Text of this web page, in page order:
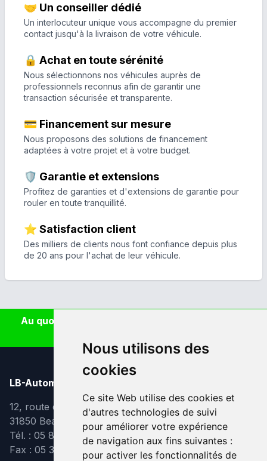
Nous utilisons des
cookies
Ce site Web utilise des cookies et
d'autres technologies de suivi
pour améliorer votre expérience
de navigation aux fins suivantes :
pour activer les fonctionnalités de
🤝 Un conseiller dédié
Un interlocuteur unique vous accompagne du premier
contact jusqu'à la livraison de votre véhicule.
🔒 Achat en toute sérénité
Nous sélectionnons nos véhicules auprès de
professionnels reconnus afin de garantir une
transaction sécurisée et transparente.
💳 Financement sur mesure
Nous proposons des solutions de financement
adaptées à votre projet et à votre budget.
🛡️ Garantie et extensions
Profitez de garanties et d'extensions de garantie pour
rouler en toute tranquillité.
⭐ Satisfaction client
Des milliers de clients nous font confiance depuis plus
de 20 ans pour l'achat de leur véhicule.
Au quotidien, prenez les transports en commun
LB-Automobiles.com
12, route de Lavaur
31850 Beaupuy
Tél. : 05 82 95 39 40
Fax : 05 31 08 10 91